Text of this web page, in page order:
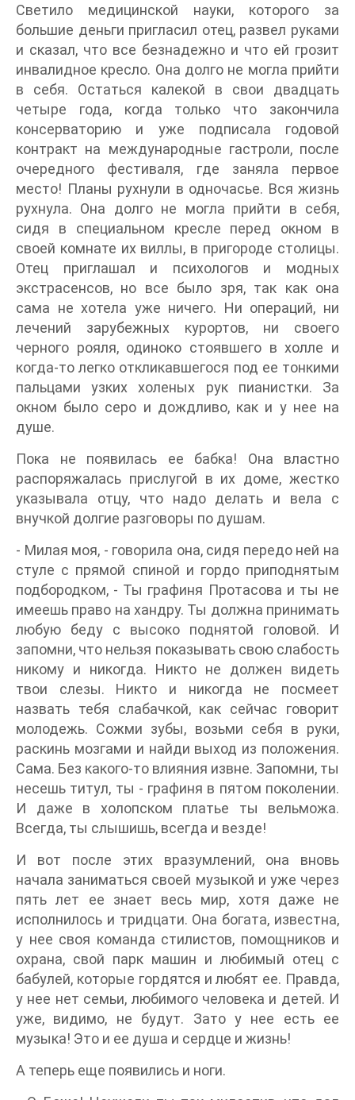
Светило медицинской науки, которого за
большие деньги пригласил отец, развел руками
и сказал, что все безнадежно и что ей грозит
инвалидное кресло. Она долго не могла прийти
в себя. Остаться калекой в свои двадцать
четыре года, когда только что закончила
консерваторию и уже подписала годовой
контракт на международные гастроли, после
очередного фестиваля, где заняла первое
место! Планы рухнули в одночасье. Вся жизнь
рухнула. Она долго не могла прийти в себя,
сидя в специальном кресле перед окном в
своей комнате их виллы, в пригороде столицы.
Отец приглашал и психологов и модных
экстрасенсов, но все было зря, так как она
сама не хотела уже ничего. Ни операций, ни
лечений зарубежных курортов, ни своего
черного рояля, одиноко стоявшего в холле и
когда-то легко откликавшегося под ее тонкими
пальцами узких холеных рук пианистки. За
окном было серо и дождливо, как и у нее на
душе.
Пока не появилась ее бабка! Она властно
распоряжалась прислугой в их доме, жестко
указывала отцу, что надо делать и вела с
внучкой долгие разговоры по душам.
- Милая моя, - говорила она, сидя передо ней на
стуле с прямой спиной и гордо приподнятым
подбородком, - Ты графиня Протасова и ты не
имеешь право на хандру. Ты должна принимать
любую беду с высоко поднятой головой. И
запомни, что нельзя показывать свою слабость
никому и никогда. Никто не должен видеть
твои слезы. Никто и никогда не посмеет
назвать тебя слабачкой, как сейчас говорит
молодежь. Сожми зубы, возьми себя в руки,
раскинь мозгами и найди выход из положения.
Сама. Без какого-то влияния извне. Запомни, ты
несешь титул, ты - графиня в пятом поколении.
И даже в холопском платье ты вельможа.
Всегда, ты слышишь, всегда и везде!
И вот после этих вразумлений, она вновь
начала заниматься своей музыкой и уже через
пять лет ее знает весь мир, хотя даже не
исполнилось и тридцати. Она богата, известна,
у нее своя команда стилистов, помощников и
охрана, свой парк машин и любимый отец с
бабулей, которые гордятся и любят ее. Правда,
у нее нет семьи, любимого человека и детей. И
уже, видимо, не будут. Зато у нее есть ее
музыка! Это и ее душа и сердце и жизнь!
А теперь еще появились и ноги.